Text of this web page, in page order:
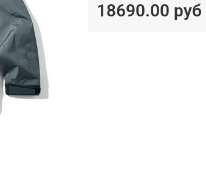
18690.00 руб